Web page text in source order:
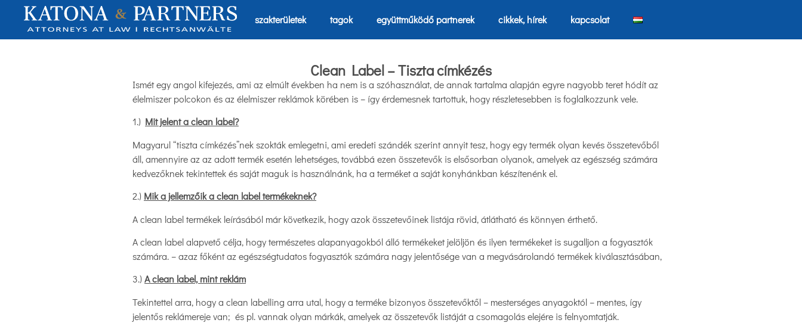
szakterületek tagok együttműködő partnerek cikkek, hírek kapcsolat
Clean Label – Tiszta címkézés
Ismét egy angol kifejezés, ami az elmúlt években ha nem is a szóhasználat, de annak tartalma alapján egyre nagyobb teret hódít az
élelmiszer polcokon és az élelmiszer reklámok körében is – így érdemesnek tartottuk, hogy részletesebben is foglalkozzunk vele.
1.) Mit jelent a clean label?
Magyarul “tiszta címkézés”nek szokták emlegetni, ami eredeti szándék szerint annyit tesz, hogy egy termék olyan kevés összetevőből
áll, amennyire az az adott termék esetén lehetséges, továbbá ezen összetevők is elsősorban olyanok, amelyek az egészség számára
kedvezőknek tekintettek és saját maguk is használnánk, ha a terméket a saját konyhánkban készítenénk el.
2.) Mik a jellemzőik a clean label termékeknek?
A clean label termékek leírásából már következik, hogy azok összetevőinek listája rövid, átlátható és könnyen érthető.
A clean label alapvető célja, hogy természetes alapanyagokból álló termékeket jelöljön és ilyen termékeket is sugalljon a fogyasztók
számára. – azaz főként az egészségtudatos fogyasztók számára nagy jelentősége van a megvásárolandó termékek kiválasztásában,
3.) A clean label, mint reklám
Tekintettel arra, hogy a clean labelling arra utal, hogy a terméke bizonyos összetevőktől – mesterséges anyagoktól – mentes, így
jelentős reklámereje van; és pl. vannak olyan márkák, amelyek az összetevők listáját a csomagolás elejére is felnyomtatják.